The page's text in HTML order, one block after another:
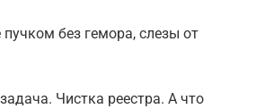
пучком без гемора, слезы от
Чистка реестра. А что